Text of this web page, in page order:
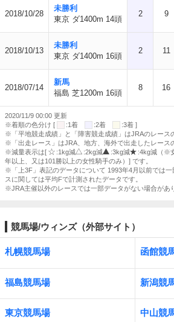
2018/10/28
未勝利
東京 ダ1400m 14頭
2 9
2018/10/13
未勝利
東京 ダ1400m 16頭
2 11
2018/07/14
新馬
福島 芝1200m 16頭
8 16
2020/11/9 00:00 更新
※着順の色分け [
:1着 :2着
:3着 ]
※「平地競走成績」と「障害競走成績」はJRAのレース
※「出走レース」はJRA、地方、海外で出走したレース
※減量表示は[
:1kg減 :2kg減 :3kg減 :4kg減（※
年以上、又は101勝以上の女性騎手のみ）] です。
※「上3F」表記のデータについて 1993年4月以前では
スに関しては平均Fで計測されたデータです。
※JRA主催以外のレースでは一部データがない場合があ
競馬場/ウィンズ（外部サイト）
札幌競馬場 函館競
福島競馬場 新潟競
東京競馬場 中山競